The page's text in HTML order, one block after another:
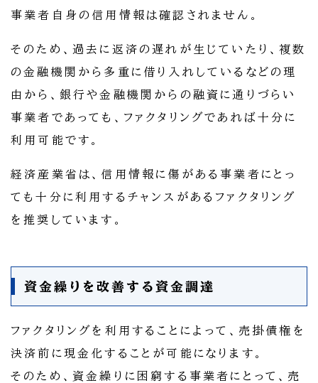
事業者自身の信用情報は確認されません。
そのため、過去に返済の遅れが生じていたり、複数
の金融機関から多重に借り入れしているなどの理
由から、銀行や金融機関からの融資に通りづらい
事業者であっても、ファクタリングであれば十分に
利用可能です。
経済産業省は、信用情報に傷がある事業者にとっ
ても十分に利用するチャンスがあるファクタリング
を推奨しています。
資金繰りを改善する資金調達
ファクタリングを利用することによって、売掛債権を
決済前に現金化することが可能になります。
そのため、資金繰りに困窮する事業者にとって、売